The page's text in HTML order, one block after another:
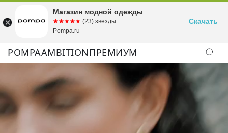
POMPAAMBITIONПРЕМИУМ
Магазин модной одежды
☆☆☆☆☆
★★★★★ (23) звезды
Pompa.ru
Скачать